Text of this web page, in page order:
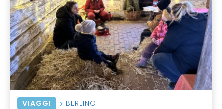
VIAGGI BERLINO